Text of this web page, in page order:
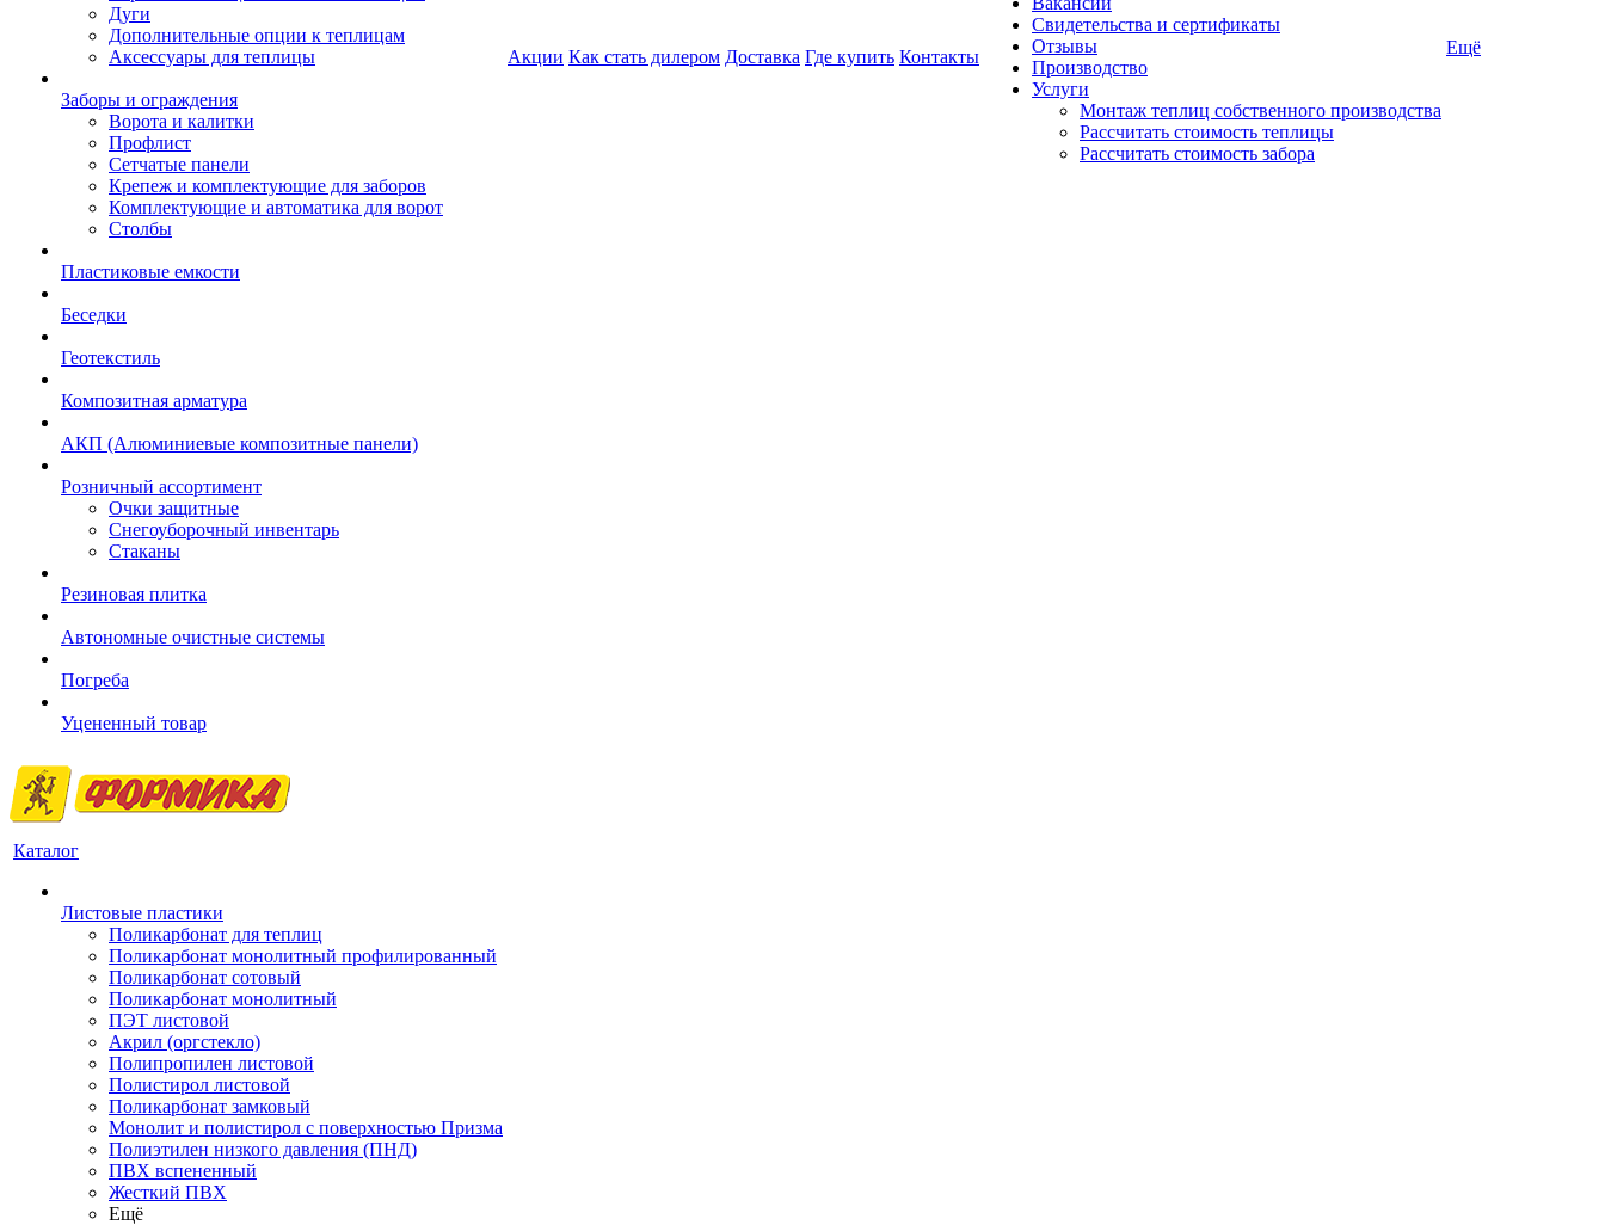
Дуги
Дополнительные опции к теплицам
Аксессуары для теплицы
Заборы и ограждения
Ворота и калитки
Профлист
Сетчатые панели
Крепеж и комплектующие для заборов
Комплектующие и автоматика для ворот
Столбы
Пластиковые емкости
Беседки
Геотекстиль
Композитная арматура
АКП (Алюминиевые композитные панели)
Розничный ассортимент
Очки защитные
Снегоуборочный инвентарь
Стаканы
Резиновая плитка
Автономные очистные системы
Погреба
Уцененный товар
Акции Как стать дилером Доставка Где купить Контакты
Свидетельства и сертификаты
Отзывы
Производство
Услуги
Монтаж теплиц собственного производства
Рассчитать стоимость теплицы
Рассчитать стоимость забора
Ещё
Каталог
Листовые пластики
Поликарбонат для теплиц
Поликарбонат монолитный профилированный
Поликарбонат сотовый
Поликарбонат монолитный
ПЭТ листовой
Акрил (оргстекло)
Полипропилен листовой
Полистирол листовой
Поликарбонат замковый
Монолит и полистирол с поверхностью Призма
Полиэтилен низкого давления (ПНД)
ПВХ вспененный
Жесткий ПВХ
Ещё